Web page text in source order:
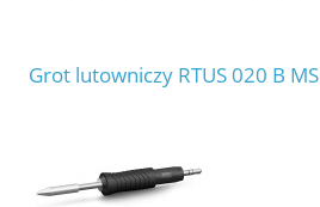
Grot lutowniczy RTUS 020 B MS